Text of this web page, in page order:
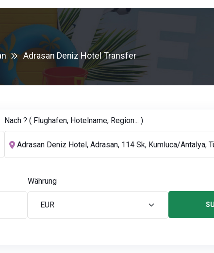
Adrasan Deniz Hotel Transfer
Nach ? ( Flughafen, Hotelname, Region... )
Währung